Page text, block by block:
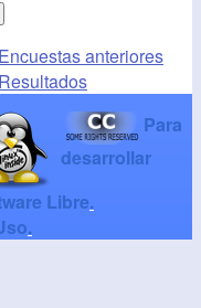
Encuestas anteriores
Resultados
Para
desarrollar
Libre.
.